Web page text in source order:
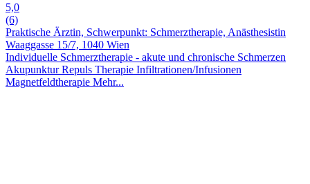
5,0
(6)
Praktische Ärztin, Schwerpunkt: Schmerztherapie, Anästhesistin
Waaggasse 15/7, 1040 Wien
Individuelle Schmerztherapie - akute und chronische Schmerzen
AkupunkturRepuls Therapie Infiltrationen/Infusionen
Magnetfeldtherapie Mehr...